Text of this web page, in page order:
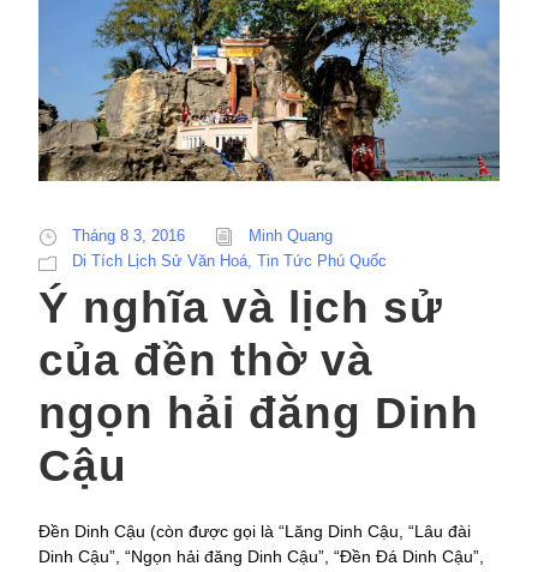
Tháng 8 3, 2016
Minh Quang
Di Tích Lịch Sử Văn Hoá, Tin Tức Phú Quốc
Ý nghĩa và lịch sử
của đền thờ và
ngọn hải đăng Dinh
Cậu
Đền Dinh Cậu (còn được gọi là “Lăng Dinh Cậu, “Lâu đài
Dinh Cậu”, “Ngọn hải đăng Dinh Cậu”, “Đền Đá Dinh Cậu”,